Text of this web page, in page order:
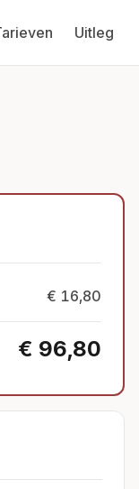
Uitleg
€ 16,80
€ 96,80